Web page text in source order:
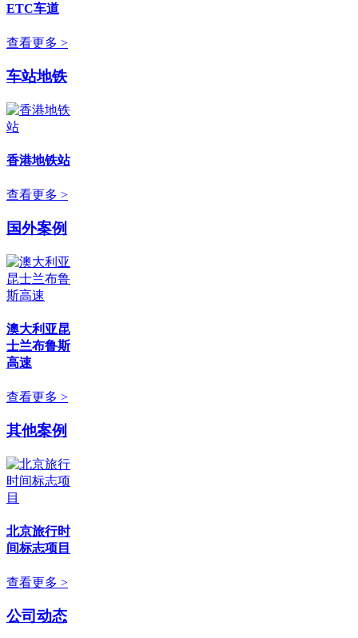
ETC车道
查看更多 >
车站地铁
香港地铁站
查看更多 >
国外案例
澳大利亚昆
士兰布鲁斯
高速
查看更多 >
其他案例
北京旅行时
间标志项目
查看更多 >
公司动态